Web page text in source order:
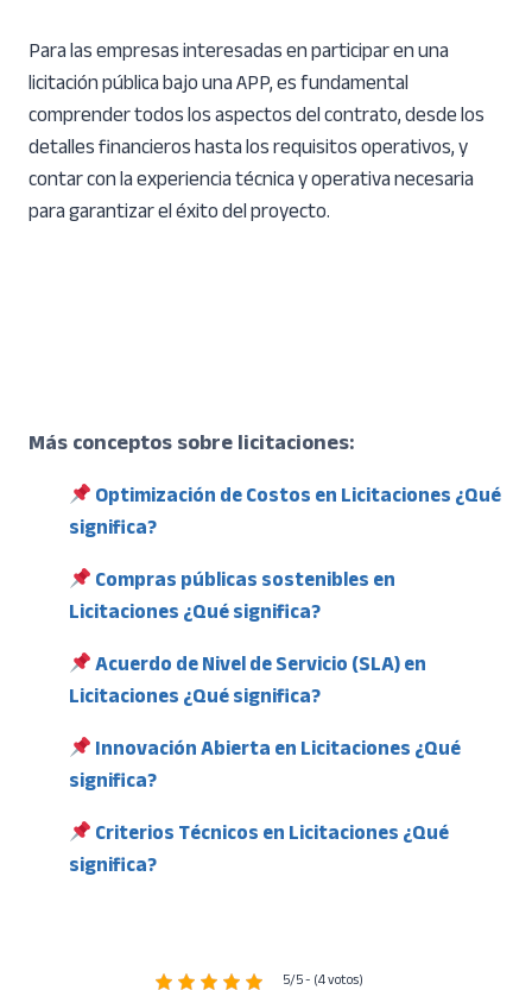
Para las empresas interesadas en participar en una
licitación pública bajo una APP, es fundamental
comprender todos los aspectos del contrato, desde los
detalles financieros hasta los requisitos operativos, y
contar con la experiencia técnica y operativa necesaria
para garantizar el éxito del proyecto.
Más conceptos sobre licitaciones:
Optimización de Costos en Licitaciones ¿Qué
significa?
Compras públicas sostenibles en
Licitaciones ¿Qué significa?
Acuerdo de Nivel de Servicio (SLA) en
Licitaciones ¿Qué significa?
Innovación Abierta en Licitaciones ¿Qué
significa?
Criterios Técnicos en Licitaciones ¿Qué
significa?
5/5 - (4 votos)